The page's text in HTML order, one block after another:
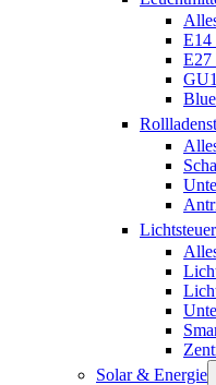
E14
E27
Solar & Energie